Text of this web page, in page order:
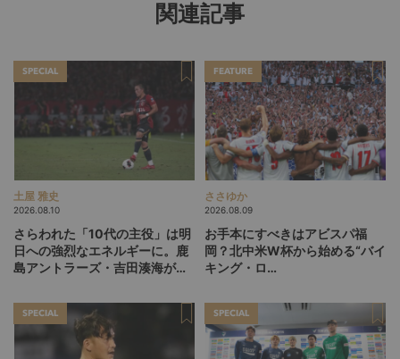
関連記事
SPECIAL
土屋 雅史
2026.08.10
さらわれた「10代の主役」は明
日への強烈なエネルギーに。鹿
島アントラーズ・吉田湊海が足
トステージ」
FEATURE
ささゆか
2026.08.09
お手本にすべきはアビスパ福
岡？北中米W杯から始める“バイ
キング・ロ
探す旅
SPECIAL SPECIAL